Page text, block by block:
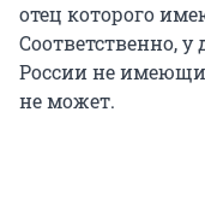
отец которого
Соответственно,
России не
не может.